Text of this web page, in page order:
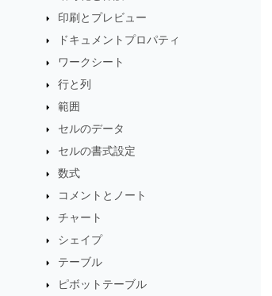
印刷とプレビュー
ドキュメントプロパティ
ワークシート
行と列
範囲
セルのデータ
セルの書式設定
数式
コメントとノート
チャート
シェイプ
テーブル
ピボットテーブル